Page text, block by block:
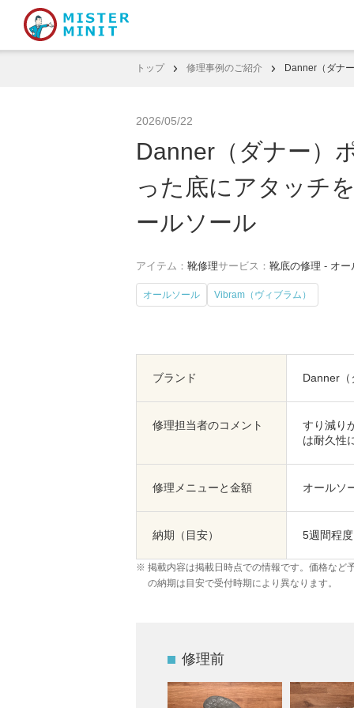
トップ 修理事例のご紹介 Danner（ダナ
2026/05/22
Danner（ダナー）
った底にアタッチ
ールソール
アイテム： 靴修理サービス： 靴底の修理 - オ
オールソール Vibram（ヴィブラム）
ブランド Danner（
修理担当者のコメント
すり減り
は耐久性
修理メニューと金額 オールソ
納期（目安） 5週間程
掲載内容は掲載日時点での情報です。価格など
の納期は目安で受付時期により異なります。
修理前